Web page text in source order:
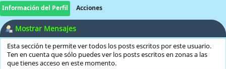
Información del Perfil Acciones
Mostrar Mensajes
Esta sección te permite ver todos los posts escritos por este usuario.
Ten en cuenta que sólo puedes ver los posts escritos en zonas a las
que tienes acceso en este momento.